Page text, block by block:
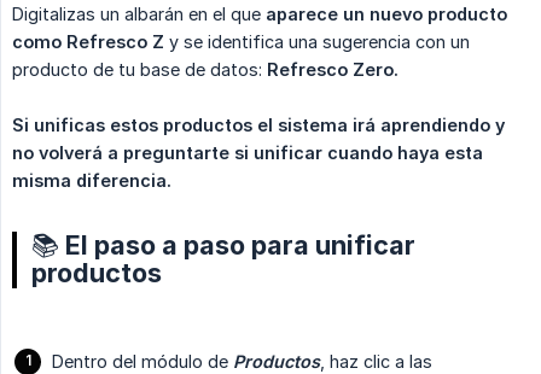
Digitalizas un albarán en el que aparece un nuevo producto
como Refresco Z y se identifica una sugerencia con un
producto de tu base de datos: Refresco Zero.
Si unificas estos productos el sistema irá aprendiendo y
no volverá a preguntarte si unificar cuando haya esta
misma diferencia.
📚 El paso a paso para unificar
productos
Dentro del módulo de Productos, haz clic a las